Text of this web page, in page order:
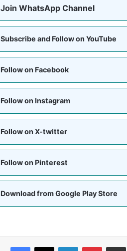
Join WhatsApp Channel
Subscribe and Follow on YouTube
Follow on Facebook
Follow on Instagram
Follow on X-twitter
Follow on Pinterest
Download from Google Play Store
Facebook
X LinkedInPinterest